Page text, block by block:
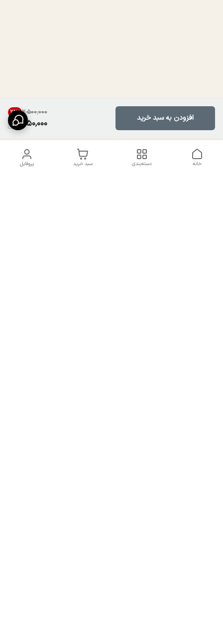
۲٬۵۰۰٬۰۰۰ 22%
1,950,000 افزودن به سبد خرید
پروفایل سبد خرید دسته‌بندی خانه